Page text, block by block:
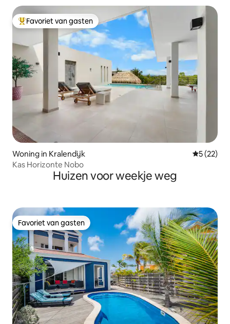
Topfavoriet van gasten
Favoriet van gasten
Woning in Kralendijk
5 (22)
Kas Horizonte Nobo
Huizen voor weekje weg
Favoriet van gasten
Favoriet van gasten